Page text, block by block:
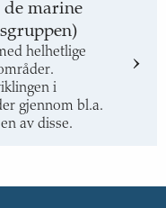
marine
helhetlige
i
gjennom bl.a.
av disse.